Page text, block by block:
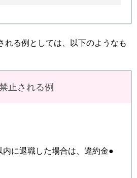
れる例としては、以下のようなも
止される例
内に退職した場合は、違約金●